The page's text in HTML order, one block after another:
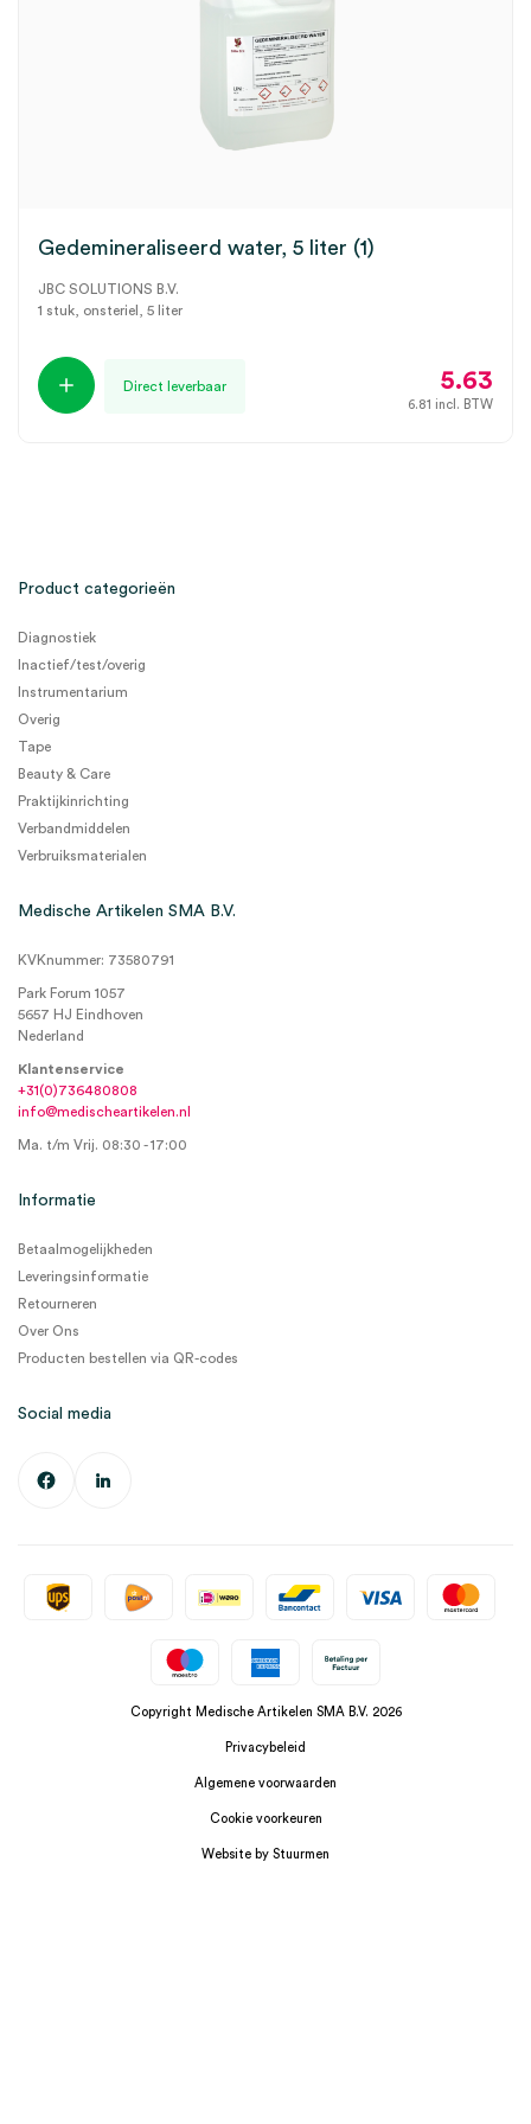
Gedemineraliseerd water, 5 liter (1)
JBC SOLUTIONS B.V.
1 stuk, onsteriel, 5 liter
Direct leverbaar 5.63
6.81 incl. BTW
Product categorieën
Diagnostiek
Inactief/test/overig
Instrumentarium
Overig
Tape
Beauty & Care
Praktijkinrichting
Verbandmiddelen
Verbruiksmaterialen
Medische Artikelen SMA B.V.
KVKnummer: 73580791
Park Forum 1057
5657 HJ Eindhoven
Nederland
Klantenservice
+31(0)736480808
info@medischeartikelen.nl
Ma. t/m Vrij. 08:30 - 17:00
Informatie
Betaalmogelijkheden
Leveringsinformatie
Retourneren
Over Ons
Producten bestellen via QR-codes
Social media
Copyright Medische Artikelen SMA B.V. 2026
Privacybeleid
Algemene voorwaarden
Cookie voorkeuren
Website by Stuurmen